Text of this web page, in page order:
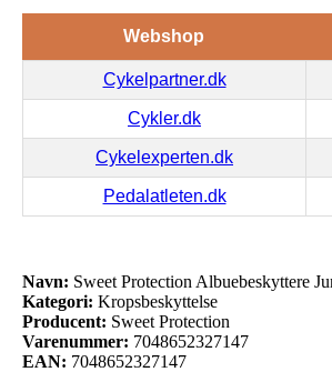
Webshop
Cykelpartner.dk
Cykler.dk
Cykelexperten.dk
Pedalatleten.dk
Navn: Sweet Protection Albuebeskyttere
Kategori: Kropsbeskyttelse
Producent: Sweet Protection
Varenummer: 7048652327147
EAN: 7048652327147